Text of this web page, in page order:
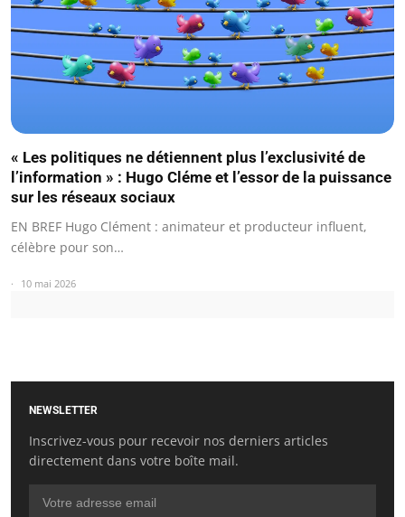
« Les politiques ne détiennent plus l’exclusivité de
l’information » : Hugo Cléme et l’essor de la puissance
sur les réseaux sociaux
EN BREF Hugo Clément : animateur et producteur influent,
célèbre pour son…
10 mai 2026
NEWSLETTER
Inscrivez-vous pour recevoir nos derniers articles
directement dans votre boîte mail.